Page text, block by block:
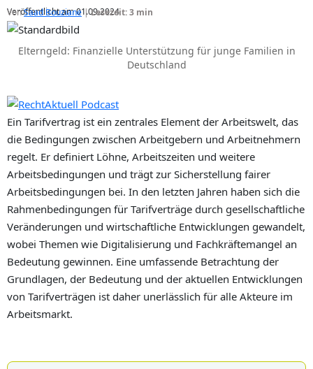
Veröffentlicht am 01.09.2024
VonSaad Bouziane|Lesezeit: 3 min
Elterngeld: Finanzielle Unterstützung für junge Familien in
Deutschland
Ein Tarifvertrag ist ein zentrales Element der Arbeitswelt, das
die Bedingungen zwischen Arbeitgebern und Arbeitnehmern
regelt. Er definiert Löhne, Arbeitszeiten und weitere
Arbeitsbedingungen und trägt zur Sicherstellung fairer
Arbeitsbedingungen bei. In den letzten Jahren haben sich die
Rahmenbedingungen für Tarifverträge durch gesellschaftliche
Veränderungen und wirtschaftliche Entwicklungen gewandelt,
wobei Themen wie Digitalisierung und Fachkräftemangel an
Bedeutung gewinnen. Eine umfassende Betrachtung der
Grundlagen, der Bedeutung und der aktuellen Entwicklungen
von Tarifverträgen ist daher unerlässlich für alle Akteure im
Arbeitsmarkt.